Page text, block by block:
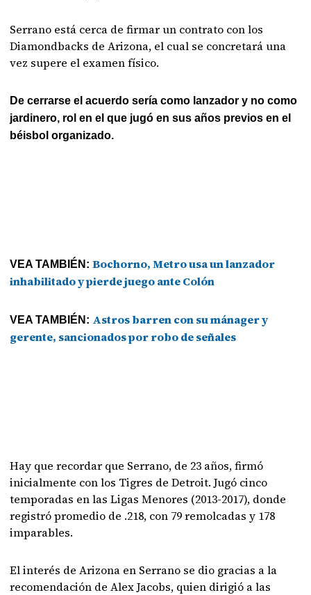
Serrano está cerca de firmar un contrato con los
Diamondbacks de Arizona, el cual se concretará una
vez supere el examen físico.
De cerrarse el acuerdo sería como lanzador y no como
jardinero, rol en el que jugó en sus años previos en el
béisbol organizado.
VEA TAMBIÉN:Bochorno, Metro usa un lanzador
inhabilitado y pierde juego ante Colón
VEA TAMBIÉN: Astros barren con su mánager y
gerente, sancionados por robo de señales
Hay que recordar que Serrano, de 23 años, firmó
inicialmente con los Tigres de Detroit. Jugó cinco
temporadas en las Ligas Menores (2013-2017), donde
registró promedio de .218, con 79 remolcadas y 178
imparables.
El interés de Arizona en Serrano se dio gracias a la
recomendación de Alex Jacobs, quien dirigió a las